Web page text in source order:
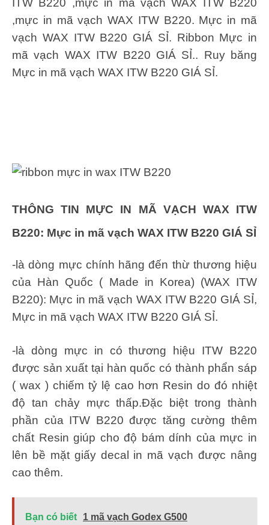
ITW B220 ,mực in mã vạch WAX ITW B220
,mực in mã vạch WAX ITW B220. Mực in mã
vạch WAX ITW B220 GIÁ SỈ. Ribbon Mực in
mã vạch WAX ITW B220 GIÁ SỈ.. Ruy băng
Mực in mã vạch WAX ITW B220 GIÁ SỈ.
THÔNG TIN MỰC IN MÃ VẠCH WAX ITW
B220: Mực in mã vạch WAX ITW B220 GIÁ SỈ
-là dòng mực chính hãng đến thừ thương hiệu
của Hàn Quốc ( Made in Korea) (WAX ITW
B220): Mực in mã vạch WAX ITW B220 GIÁ SỈ,
Mực in mã vạch WAX ITW B220 GIÁ SỈ.
-là dòng mực in có thương hiệu ITW B220
được sản xuất tại hàn quốc có thành phẩn sáp
( wax ) chiếm tỷ lệ cao hơn Resin do đó nhiệt
độ tan chảy mực thấp.Đặc biệt trong thành
phần của ITW B220 được tăng cường thêm
chất Resin giúp cho độ bám dính của mực in
lên bề mặt giấy decal in mã vạch được nâng
cao thêm.
Bạn có biết 1 mã vạch Godex G500